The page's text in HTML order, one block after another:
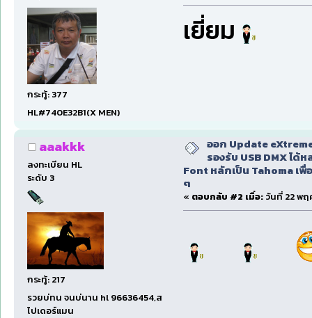
กระทู้: 377
HL#740E32B1(X MEN)
เยี่ยม
aaakkk
ลงทะเบียน HL
ระดับ 3
กระทู้: 217
รวยบ่ทน จนบ่นาน hl 96636454,ส
ไปเดอร์แมน
ออก Update
รองรับ USB DMX ได้
Font หลักเป็น Tahoma เพื่
ๆ
« ตอบกลับ #2 เมื่อ: วันที่ 22 พฤ